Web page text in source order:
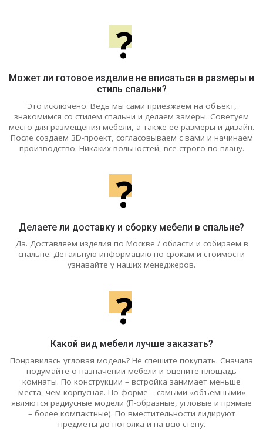
?
Может ли готовое изделие не вписаться в размеры и
стиль спальни?
Это исключено. Ведь мы сами приезжаем на объект,
знакомимся со стилем спальни и делаем замеры. Советуем
место для размещения мебели, а также ее размеры и дизайн.
После создаем 3D-проект, согласовываем с вами и начинаем
производство. Никаких вольностей, все строго по плану.
?
Делаете ли доставку и сборку мебели в спальне?
Да. Доставляем изделия по Москве / области и собираем в
спальне. Детальную информацию по срокам и стоимости
узнавайте у наших менеджеров.
?
Какой вид мебели лучше заказать?
Понравилась угловая модель? Не спешите покупать. Сначала
подумайте о назначении мебели и оцените площадь
комнаты. По конструкции – встройка занимает меньше
места, чем корпусная. По форме – самыми «объемными»
являются радиусные модели (П-образные, угловые и прямые
– более компактные). По вместительности лидируют
предметы до потолка и на всю стену.